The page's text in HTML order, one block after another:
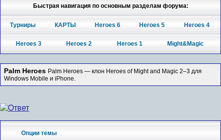
Быстрая навигация по основным разделам форума:
Турниры КАРТЫ Heroes 6 Heroes 5 Heroes 4
Heroes 3 Heroes 2 Heroes 1 Might&Magic
Palm Heroes Palm Heroes — клон Heroes of Might and Magic 2–3 для
Windows Mobile и iPhone.
Опции темы